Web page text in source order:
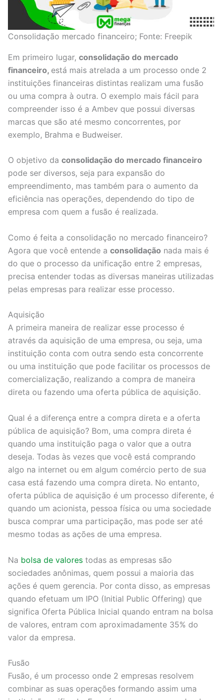
Consolidação mercado financeiro; Fonte: Freepik
Em primeiro lugar, consolidação do mercado
financeiro, está mais atrelada a um processo onde 2
instituições financeiras distintas realizam uma fusão
ou uma compra à outra. O exemplo mais fácil para
compreender isso é a Ambev que possui diversas
marcas que são até mesmo concorrentes, por
exemplo, Brahma e Budweiser.
O objetivo da consolidação do mercado financeiro
pode ser diversos, seja para expansão do
empreendimento, mas também para o aumento da
eficiência nas operações, dependendo do tipo de
empresa com quem a fusão é realizada.
Como é feita a consolidação no mercado financeiro?
Agora que você entende a consolidação nada mais é
do que o processo da unificação entre 2 empresas,
precisa entender todas as diversas maneiras utilizadas
pelas empresas para realizar esse processo.
Aquisição
A primeira maneira de realizar esse processo é
através da aquisição de uma empresa, ou seja, uma
instituição conta com outra sendo esta concorrente
ou uma instituição que pode facilitar os processos de
comercialização, realizando a compra de maneira
direta ou fazendo uma oferta pública de aquisição.
Qual é a diferença entre a compra direta e a oferta
pública de aquisição? Bom, uma compra direta é
quando uma instituição paga o valor que a outra
deseja. Todas às vezes que você está comprando
algo na internet ou em algum comércio perto de sua
casa está fazendo uma compra direta. No entanto,
oferta pública de aquisição é um processo diferente, é
quando um acionista, pessoa física ou uma sociedade
busca comprar uma participação, mas pode ser até
mesmo todas as ações de uma empresa.
Na bolsa de valores todas as empresas são
sociedades anônimas, quem possui a maioria das
ações é quem gerencia. Por conta disso, as empresas
quando efetuam um IPO (Initial Public Offering) que
significa Oferta Pública Inicial quando entram na bolsa
de valores, entram com aproximadamente 35% do
valor da empresa.
Fusão
Fusão, é um processo onde 2 empresas resolvem
combinar as suas operações formando assim uma